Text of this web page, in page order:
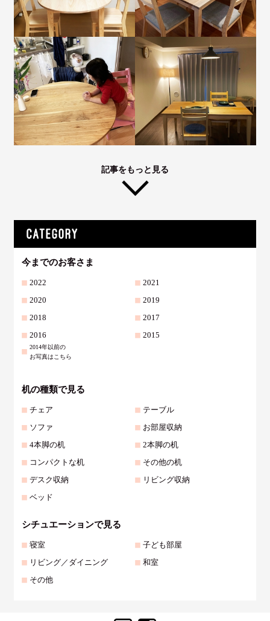
記事をもっと見る
今までのお客さま
2022
2021
2020
2019
2018
2017
2016
2015
2014年以前の
お写真はこちら
机の種類で見る
チェア
テーブル
ソファ
お部屋収納
4本脚の机
2本脚の机
コンパクトな机
その他の机
デスク収納
リビング収納
ベッド
シチュエーションで見る
寝室
子ども部屋
リビング／ダイニング
和室
その他